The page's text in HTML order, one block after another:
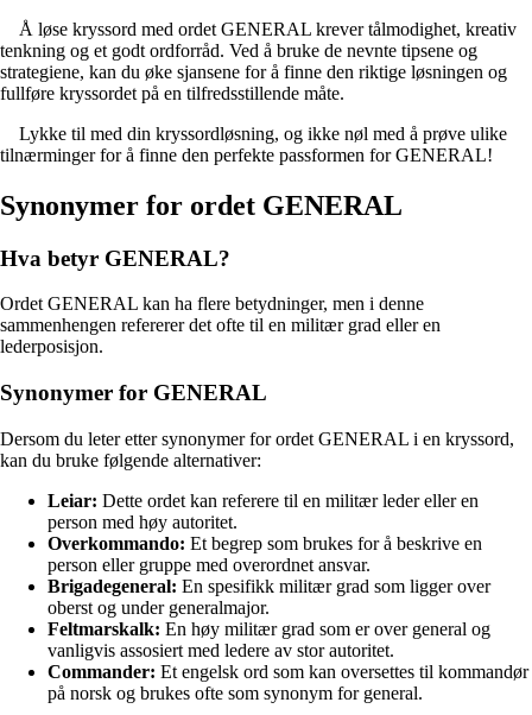
Å løse kryssord med ordet GENERAL krever tålmodighet, kreativ
tenkning og et godt ordforråd. Ved å bruke de nevnte tipsene og
strategiene, kan du øke sjansene for å finne den riktige løsningen og
fullføre kryssordet på en tilfredsstillende måte.
Lykke til med din kryssordløsning, og ikke nøl med å prøve ulike
tilnærminger for å finne den perfekte passformen for GENERAL!
Synonymer for ordet GENERAL
Hva betyr GENERAL?
Ordet GENERAL kan ha flere betydninger, men i denne
sammenhengen refererer det ofte til en militær grad eller en
lederposisjon.
Synonymer for GENERAL
Dersom du leter etter synonymer for ordet GENERAL i en kryssord,
kan du bruke følgende alternativer:
Leiar: Dette ordet kan referere til en militær leder eller en
person med høy autoritet.
Overkommando: Et begrep som brukes for å beskrive en
person eller gruppe med overordnet ansvar.
Brigadegeneral: En spesifikk militær grad som ligger over
oberst og under generalmajor.
Feltmarskalk: En høy militær grad som er over general og
vanligvis assosiert med ledere av stor autoritet.
Commander: Et engelsk ord som kan oversettes til kommandør
på norsk og brukes ofte som synonym for general.